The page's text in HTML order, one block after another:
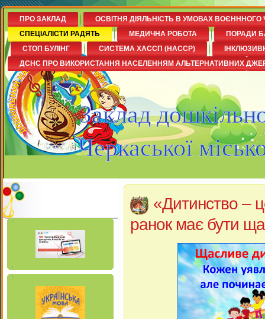
Заклад
Черкаської
ПРО ЗАКЛАД
ОСВІТНЯ ДІЯЛЬНІСТЬ В УМОВАХ ВОЄНННОГО
СПЕЦІАЛІСТИ РАДЯТЬ
МЕДИЧНА РОБОТА
ПОРАДИ
СТОП БУЛІНГ
СИСТЕМА ХАССП (НАССР)
ДСНС ПРО ВИКОРИСТАННЯ НАСЕЛЕННЯМ АЛЬТЕРНАТИВНИХ
«Дитинство –
ранок має бути